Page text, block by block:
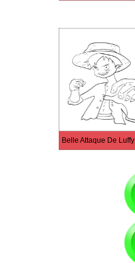
Belle Attaque De Luffy